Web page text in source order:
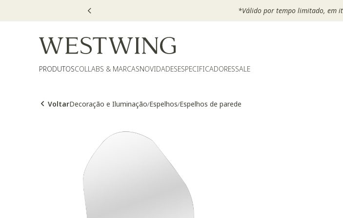
*Válido por tempo limitado, em
PRODUTOSCOLLABS & MARCASNOVIDADESESPECIFICADORESSALE
VoltarDecoração e Iluminação/Espelhos/Espelhos de parede